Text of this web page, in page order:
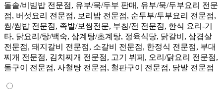
돌솥/비빔밥 전문점, 유부/묵/두부 판매, 유부/묵/두부요리 전문
점, 버섯요리 전문점, 보리밥 전문점, 순두부/두부요리 전문점,
쌈/쌈밥 전문점, 족발/보쌈전문, 부침/전 전문점, 한식 요리-기
타, 닭요리/탕/백숙, 삼계탕/초계탕, 정육식당, 닭갈비, 삼겹살
전문점, 돼지갈비 전문점, 소갈비 전문점, 한정식 전문점, 부대
찌개 전문점, 김치찌개 전문점, 고기 뷔페, 오리/닭요리 전문점,
돌구이 전문점, 사철탕 전문점, 철판구이 전문점, 닭발 전문점